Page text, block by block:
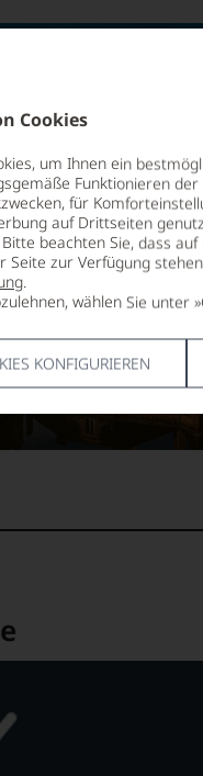
Cookies
um Ihnen ein
Funktionieren
für
auf Drittseiten
beachten Sie, dass
Seite zur Verfügung
.
wählen Sie unter
KONFIGURIEREN